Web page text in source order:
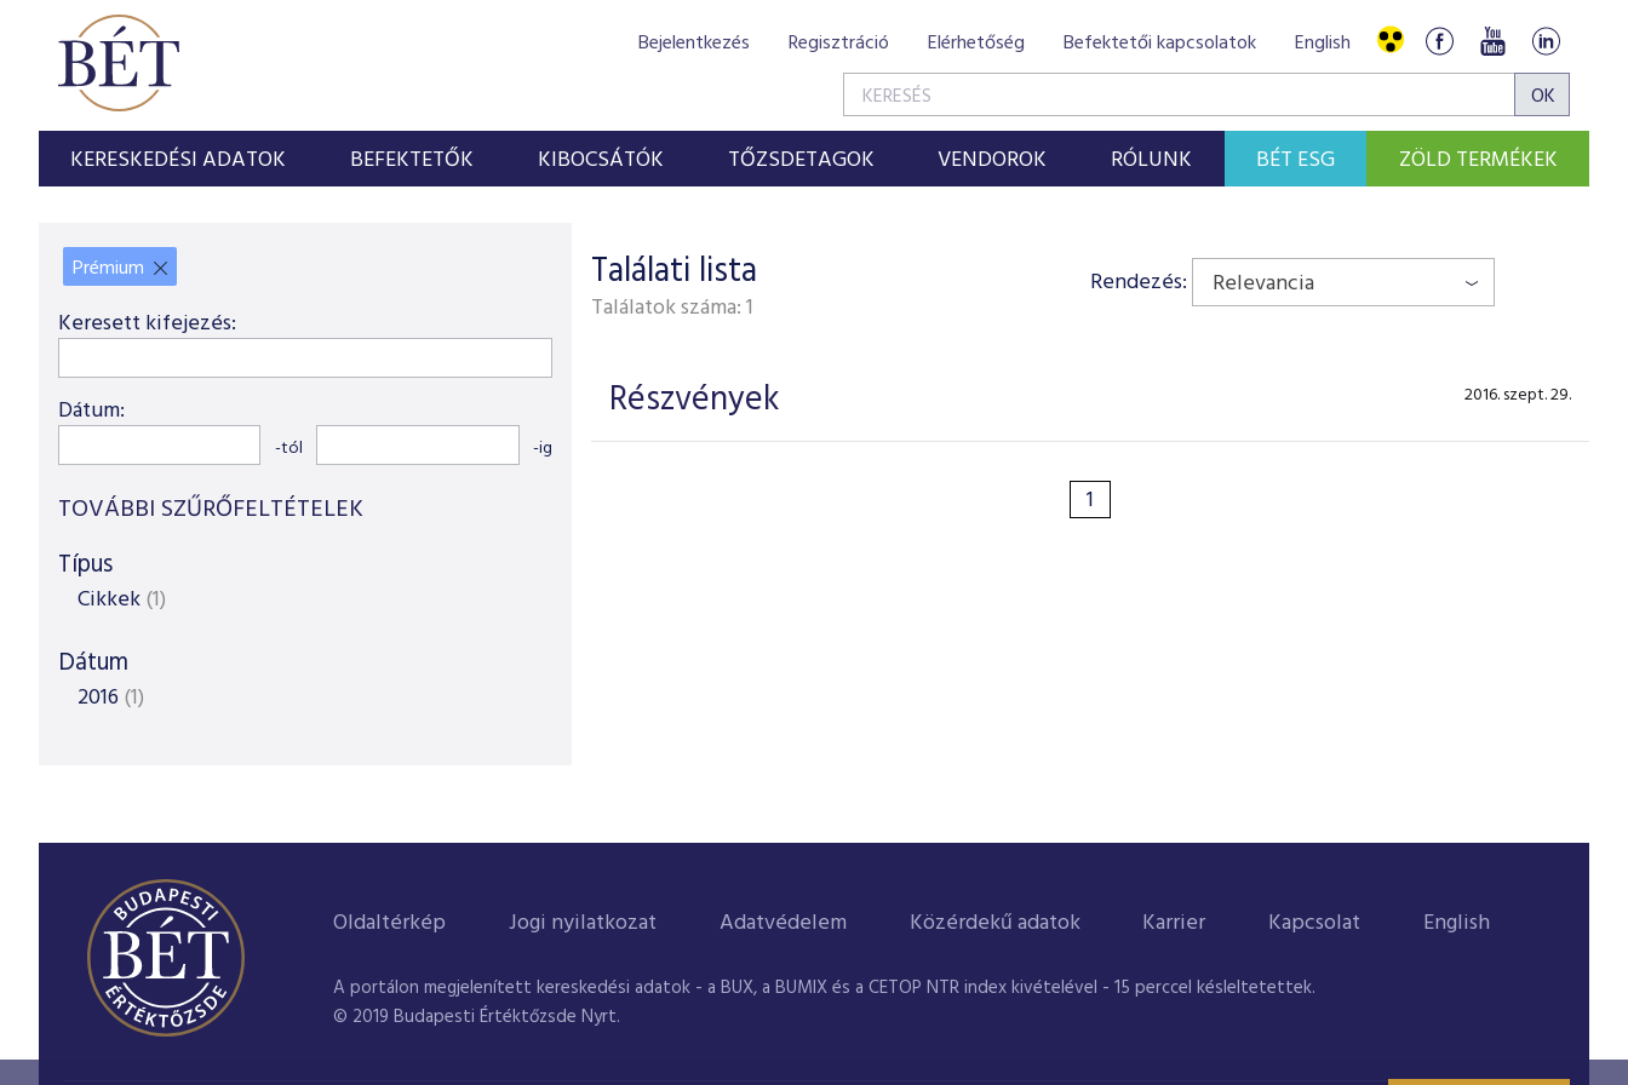
Bejelentkezés Regisztráció Elérhetőség Befektetői kapcsolatok English
KERESKEDÉSI ADATOK BEFEKTETŐK KIBOCSÁTÓK TŐZSDETAGOK VENDOROK RÓLUNK BÉT ESG ZÖLD TERMÉKEK
Prémium X
Keresett kifejezés:
Dátum:
-tól -ig
TOVÁBBI SZŰRŐFELTÉTELEK
Típus
Cikkek(1)
Dátum
2016 (1)
Találati lista
Találatok száma:1
Rendezés: Relevancia
Részvények 2016. szept. 29.
1
Oldaltérkép Jogi nyilatkozat Adatvédelem Közérdekű adatok Karrier Kapcsolat English
A portálon megjelenített kereskedési adatok - a BUX, a BUMIX és a CETOP NTR index kivételével - 15 perccel késleltetettek.
© 2019 Budapesti Értéktőzsde Nyrt.